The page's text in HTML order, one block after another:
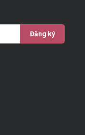
Đăng ký